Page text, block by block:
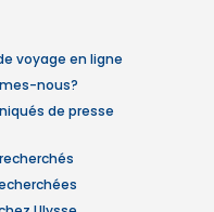
voyage en ligne
nous?
de presse